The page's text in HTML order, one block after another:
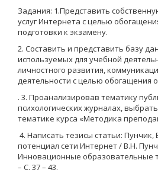
Задания: 1.Представить
услуг Интернета с целью
подготовки к экзамену.
2. Составить и представить базу
используемых для учебной
личностного развития,
деятельности с целью обогащения
. 3. Проанализировав тематику
психологических журналах,
тематике курса «Методика
4. Написать тезисы статьи: Пунчик,
потенциал сети Интернет / В.Н.
Инновационные образовательные
– С. 37 – 43.